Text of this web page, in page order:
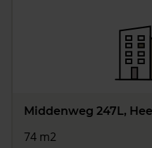
Middenweg 247L,
74 m2